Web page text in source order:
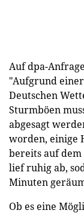
Auf dpa-
"Aufgrund
Deutschen
Sturmböen
abgesagt
worden, einige
bereits auf dem
lief ruhig ab,
Minuten
Ob es eine